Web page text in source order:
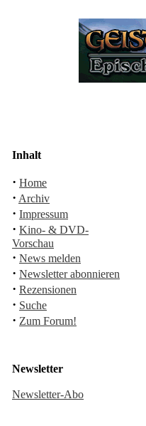
Inhalt
· Home
· Archiv
· Impressum
· Kino- & DVD-
Vorschau
· News melden
· Newsletter abonnieren
· Rezensionen
· Suche
· Zum Forum!
Newsletter
Newsletter-Abo